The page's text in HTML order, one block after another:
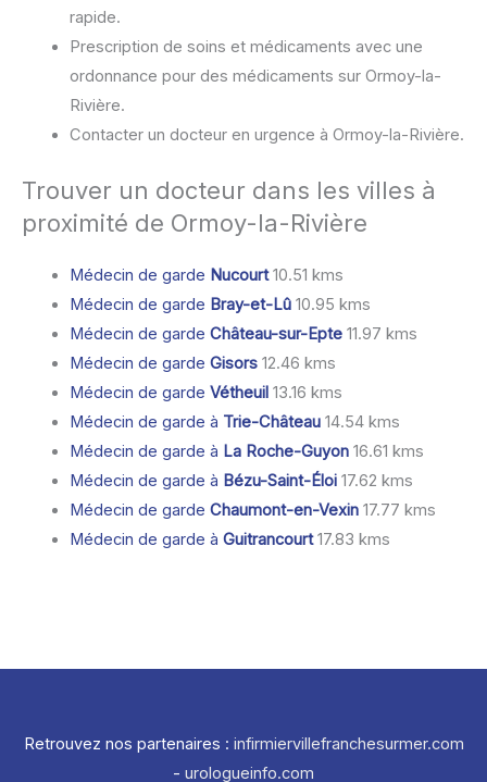
rapide.
Prescription de soins et médicaments avec une
ordonnance pour des médicaments sur Ormoy-la-
Rivière.
Contacter un docteur en urgence à Ormoy-la-Rivière.
Trouver un docteur dans les villes à
proximité de Ormoy-la-Rivière
Médecin de garde Nucourt10.51 kms
Médecin de garde Bray-et-Lû10.95 kms
Médecin de garde Château-sur-Epte11.97 kms
Médecin de garde Gisors12.46 kms
Médecin de garde Vétheuil13.16 kms
Médecin de garde à Trie-Château14.54 kms
Médecin de garde à La Roche-Guyon16.61 kms
Médecin de garde à Bézu-Saint-Éloi17.62 kms
Médecin de garde Chaumont-en-Vexin17.77 kms
Médecin de garde à Guitrancourt17.83 kms
Retrouvez nos partenaires : infirmiervillefranchesurmer.com
- urologueinfo.com